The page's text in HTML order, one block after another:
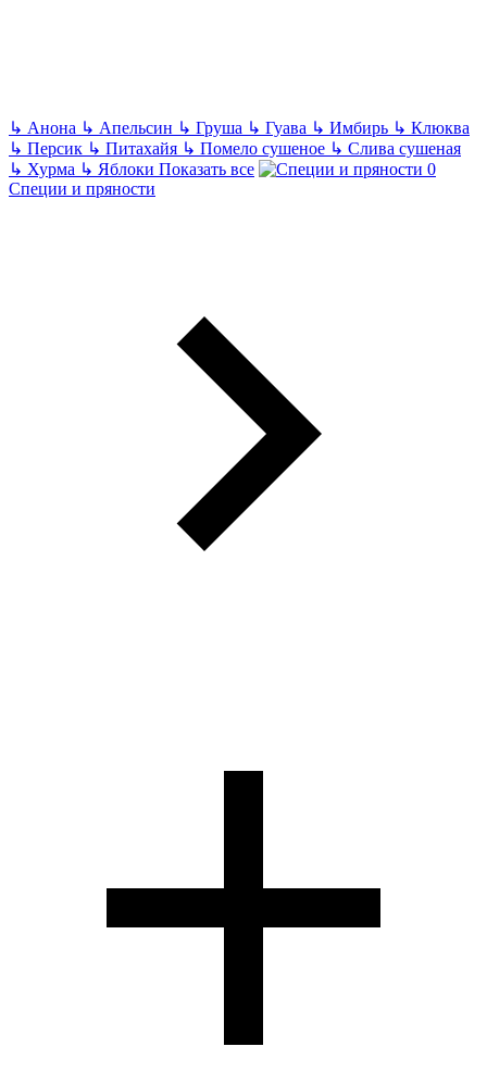
↳ Анона ↳ Апельсин ↳ Груша ↳ Гуава ↳ Имбирь ↳ Клюква
↳ Персик ↳ Питахайя ↳ Помело сушеное ↳ Слива сушеная
↳ Хурма ↳ Яблоки Показать все
Специи и пряности